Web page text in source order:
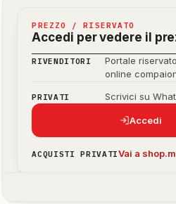
PREZZO / RISERVATO
Accedi per vedere il
RIVENDITORI
Portale
online
PRIVATI Scrivici su
Accedi
ACQUISTI PRIVATIVai a